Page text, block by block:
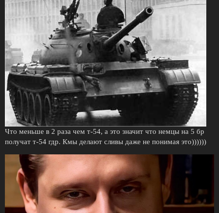
Что меньше в 2 раза чем т-54, а это значит что немцы на 5 бр
получат т-54 гдр. Кмы делают сливы даже не понимая это))))))